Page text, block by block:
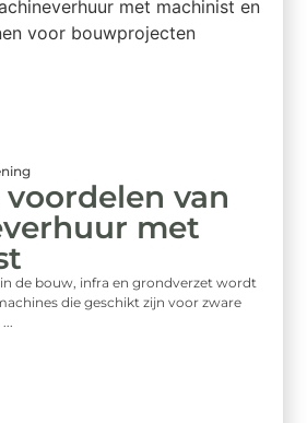
van
met
de bouw, infra en grondverzet wordt
die geschikt zijn voor zware